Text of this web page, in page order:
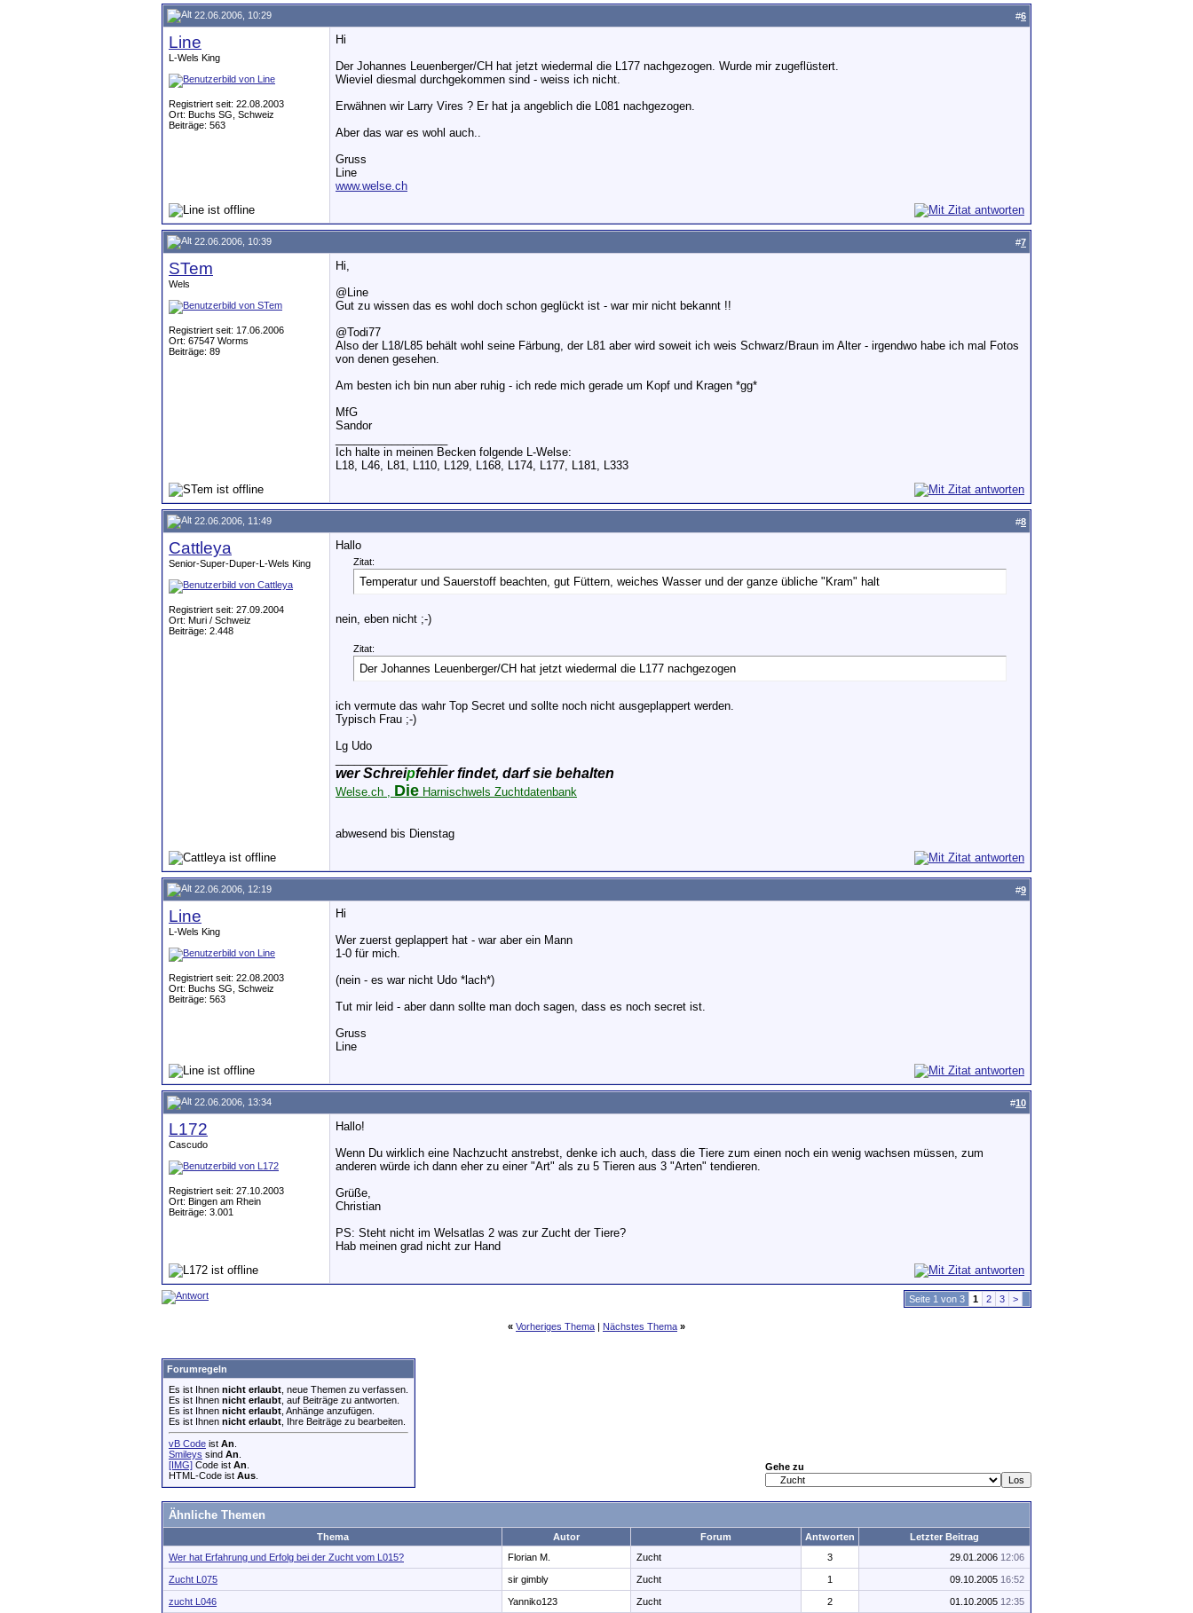
22.06.2006, 10:29 #6
Line
L-Wels King
Registriert seit: 22.08.2003
Ort: Buchs SG, Schweiz
Beiträge: 563
Hi
Der Johannes Leuenberger/CH hat jetzt wiedermal die L177 nachgezogen. Wurde mir zugeflüstert.
Wieviel diesmal durchgekommen sind - weiss ich nicht.
Erwähnen wir Larry Vires ? Er hat ja angeblich die L081 nachgezogen.
Aber das war es wohl auch..
Gruss
Line
www.welse.ch
22.06.2006, 10:39 #7
STem
Wels
Registriert seit: 17.06.2006
Ort: 67547 Worms
Beiträge: 89
Hi,
@Line
Gut zu wissen das es wohl doch schon geglückt ist - war mir nicht bekannt !!
@Todi77
Also der L18/L85 behält wohl seine Färbung, der L81 aber wird soweit ich weis Schwarz/Braun im Alter - irgendwo habe ich mal Fotos
von denen gesehen.
Am besten ich bin nun aber ruhig - ich rede mich gerade um Kopf und Kragen *gg*
MfG
Sandor
Ich halte in meinen Becken folgende L-Welse:
L18, L46, L81, L110, L129, L168, L174, L177, L181, L333
22.06.2006, 11:49 #8
Cattleya
Senior-Super-Duper-L-Wels King
Registriert seit: 27.09.2004
Ort: Muri / Schweiz
Beiträge: 2.448
Hallo
Zitat:
Temperatur und Sauerstoff beachten, gut Füttern, weiches Wasser und der ganze übliche "Kram" halt
nein, eben nicht ;-)
Zitat:
Der Johannes Leuenberger/CH hat jetzt wiedermal die L177 nachgezogen
ich vermute das wahr Top Secret und sollte noch nicht ausgeplappert werden.
Typisch Frau ;-)
Lg Udo
wer Schreipfehler findet, darf sie behalten
Welse.ch , Die Harnischwels Zuchtdatenbank
abwesend bis Dienstag
22.06.2006, 12:19 #9
Line
L-Wels King
Registriert seit: 22.08.2003
Ort: Buchs SG, Schweiz
Beiträge: 563
Hi
Wer zuerst geplappert hat - war aber ein Mann
1-0 für mich.
(nein - es war nicht Udo *lach*)
Tut mir leid - aber dann sollte man doch sagen, dass es noch secret ist.
Gruss
Line
22.06.2006, 13:34 #10
L172
Cascudo
Registriert seit: 27.10.2003
Ort: Bingen am Rhein
Beiträge: 3.001
Hallo!
Wenn Du wirklich eine Nachzucht anstrebst, denke ich auch, dass die Tiere zum einen noch ein wenig wachsen müssen, zum
anderen würde ich dann eher zu einer "Art" als zu 5 Tieren aus 3 "Arten" tendieren.
Grüße,
Christian
PS: Steht nicht im Welsatlas 2 was zur Zucht der Tiere?
Hab meinen grad nicht zur Hand
Seite 1 von 3 1 2 3 >
« Vorheriges Thema | Nächstes Thema »
Forumregeln
Es ist Ihnen nicht erlaubt , neue Themen zu verfassen.
Es ist Ihnen nicht erlaubt , auf Beiträge zu antworten.
Es ist Ihnen nicht erlaubt , Anhänge anzufügen.
Es ist Ihnen nicht erlaubt , Ihre Beiträge zu bearbeiten.
vB Code ist An
Smileys sind An
[IMG] Code ist An
HTML-Code ist Aus
Gehe zu
Ähnliche Themen
Thema Autor Forum Antworten
Letzter Beitrag
Wer hat Erfahrung und Erfolg bei der Zucht vom L015?
Florian M. Zucht 3 29.01.2006 12:06
Zucht L075 sir gimbly Zucht 1 09.10.2005 16:52
zucht L046 Yanniko123 Zucht 2 01.10.2005 12:35